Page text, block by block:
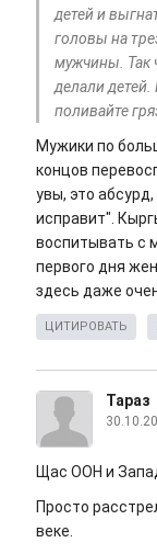
детей и
головы на
мужчины. Так
делали детей.
поливайте
Мужики по
концов
увы, это
исправит".
воспитывать с
первого дня
здесь даже
ЦИТИРОВАТЬ
Тараз
Щас ООН и
Просто
веке.